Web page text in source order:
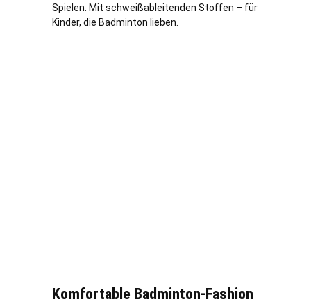
Spielen. Mit schweißableitenden Stoffen – für
Kinder, die Badminton lieben.
Komfortable Badminton-Fashion